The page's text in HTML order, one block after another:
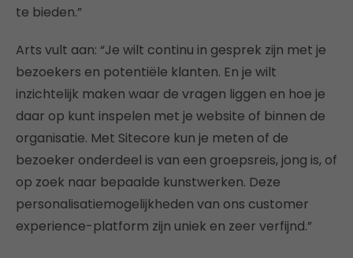
te bieden.”
Arts vult aan: “Je wilt continu in gesprek zijn met je
bezoekers en potentiële klanten. En je wilt
inzichtelijk maken waar de vragen liggen en hoe je
daar op kunt inspelen met je website of binnen de
organisatie. Met Sitecore kun je meten of de
bezoeker onderdeel is van een groepsreis, jong is, of
op zoek naar bepaalde kunstwerken. Deze
personalisatiemogelijkheden van ons customer
experience-platform zijn uniek en zeer verfijnd.”